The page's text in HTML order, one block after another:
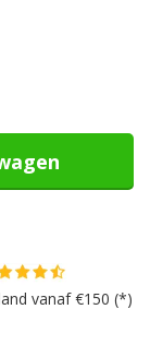
vanaf €150 (*)